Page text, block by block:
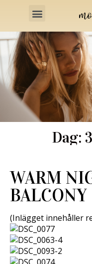
Dag:
WARM
BALCONY
(Inlägget innehåller